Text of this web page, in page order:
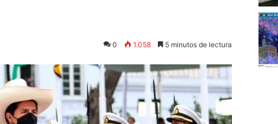
0 1.058 5 minutos de lectura